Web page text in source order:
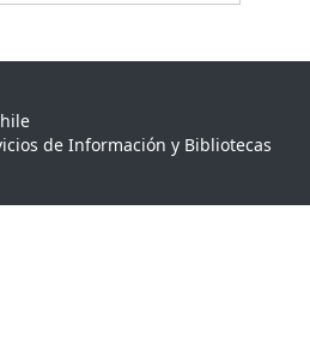
de Información y Bibliotecas